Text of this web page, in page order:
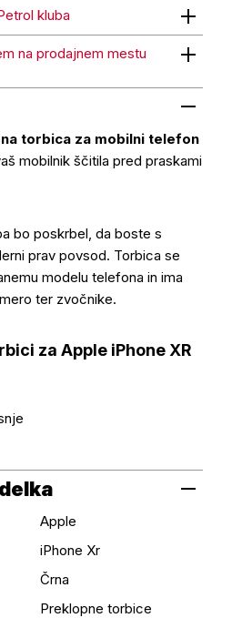
kluba
kluba
na prodajnem mestu
prodajnem mestu
torbica za mobilni telefon
mobilnik ščitila pred praskami
bo poskrbel, da boste s
prav povsod. Torbica se
modelu telefona in ima
ter zvočnike.
za Apple iPhone XR
Apple
iPhone Xr
Črna
Preklopne torbice